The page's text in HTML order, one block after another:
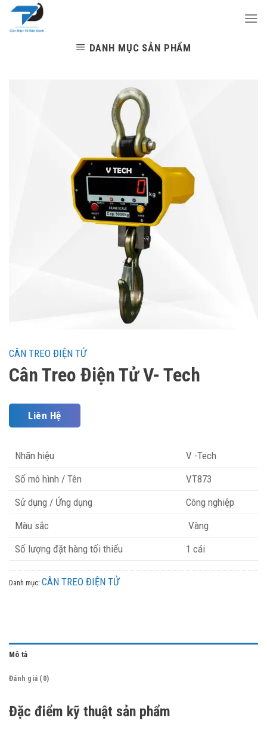
Skip
DANH MỤC SẢN PHẨM
CÂN TREO ĐIỆN TỬ
Cân Treo Điện Tử V- Tech
Liên Hệ
Nhãn hiệu
V -Tech
Số mô hình / Tên
VT873
Sử dụng / Ứng dụng
Công nghiệp
Màu sắc
Vàng
Số lượng đặt hàng tối thiểu
1 cái
Danh mục: CÂN TREO ĐIỆN TỬ
Mô tả
Đánh giá (0)
Đặc điểm kỹ thuật sản phẩm